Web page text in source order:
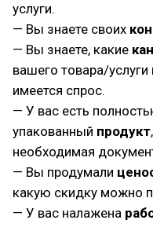
услуги.
— Вы знаете своих
— Вы знаете, какие
вашего товара/услуги
имеется спрос.
— У вас есть
упакованный продукт
необходимая
— Вы продумали
какую скидку можно
— У вас налажена